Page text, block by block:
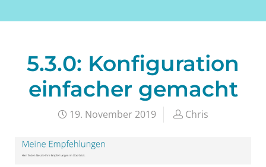
5.3.0: Konfiguration
einfacher gemacht
19. November 2019 Chris